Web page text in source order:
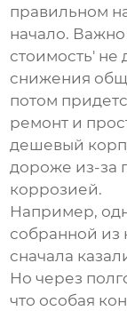
правильном
начало. Важно
стоимость' не
снижения
потом
ремонт и
дешевый
дороже из-за
коррозией.
Например,
собранной из
сначала
Но через
что особая